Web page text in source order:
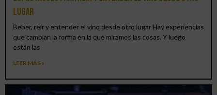
lugar
Beber, reír y entender el vino desde otro lugar Hay experiencias
que cambian la forma en la que miramos las cosas. Y luego
están las
LEER MÁS »